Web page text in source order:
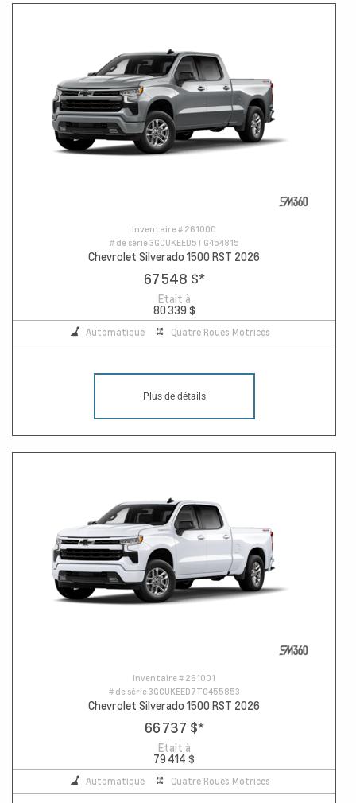
Inventaire # 261000
# de série3GCUKEED5TG454815
Chevrolet Silverado 1500 RST 2026
67 548 $*
Etait à
80 339 $
Automatique Quatre Roues Motrices
Plus de détails
Inventaire # 261001
# de série3GCUKEED7TG455853
Chevrolet Silverado 1500 RST 2026
66 737 $*
Etait à
79 414 $
Automatique Quatre Roues Motrices